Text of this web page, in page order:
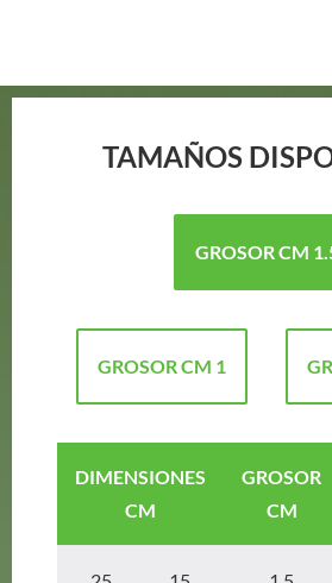
TAMAÑOS
GROSOR CM
GROSOR CM 1
DIMENSIONES
CM
GROSOR
CM